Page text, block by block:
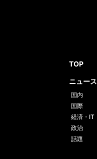
TOP
ニュース
国内
国際
経済・IT
政治
話題